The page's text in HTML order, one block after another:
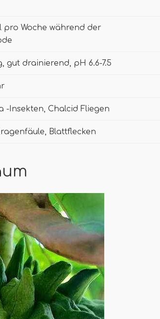
pro Woche während der
gut drainierend, pH 6.6-7.5
-Insekten, Chalcid Fliegen
Blattflecken